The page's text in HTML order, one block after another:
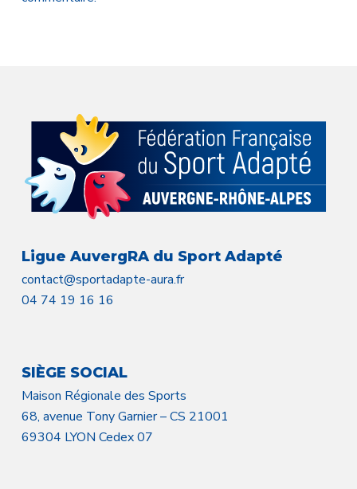
Ligue AuvergRA du Sport Adapté
contact@sportadapte-aura.fr
04 74 19 16 16
SIÈGE SOCIAL
Maison Régionale des Sports
68, avenue Tony Garnier – CS 21001
69304 LYON Cedex 07